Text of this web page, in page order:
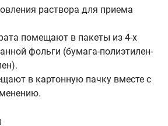
раствора для приема
помещают в пакеты из 4-х
фольги (бумага-полиэтилен-
в картонную пачку вместе с